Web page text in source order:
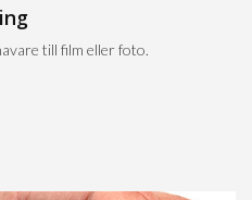
till film eller foto.